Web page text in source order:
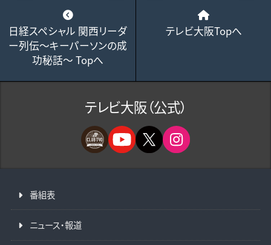
日経スペシャル 関西リーダ
ー列伝～キーパーソンの成
功秘話～ Topへ
テレビ大阪Topへ
テレビ大阪（公式）
番組表
ニュース・報道